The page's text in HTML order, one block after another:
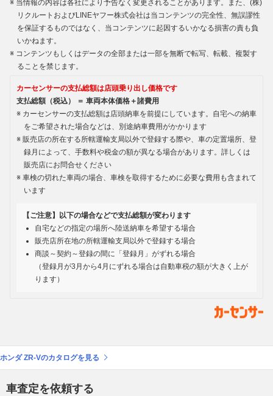
当情報の内容は各社により予告なく変更されることがあります。また、(株)
リクルートおよびLINEヤフー株式会社は当コンテンツの完全性、無誤謬性
を保証するものではなく、当コンテンツに起因するいかなる損害の責も負
いかねます。
コンテンツもしくはデータの全部または一部を無断で転写、転載、複製す
ることを禁じます。
カーセンサーの支払総額は店頭乗り出し価格です
支払総額（税込） ＝ 車両本体価格＋諸費用
カーセンサーの支払総額は店頭納車を前提にしています。自宅への納車
をご希望された場合などは、別途納車費用がかかります
販売店の所在する所轄運輸支局以外で登録する際や、車の定置場所、登
録月によって、手数料や税金の額が異なる場合があります。詳しくは
販売店にお問合せください
車検の切れた車両の場合、車検を取得するために必要な費用も含まれて
います
【ご注意】以下の場合などで支払総額が変わります
自宅などの指定の場所へ陸送納車を希望する場合
販売店所在地の所轄運輸支局以外で登録する場合
商談～契約～登録の間に「登録月」がずれる場合
（登録月が3月から4月にずれる場合は自動車税の額が大きく上が
ります）
ホンダ ZR-Vのカタログを見る
車査定を依頼する